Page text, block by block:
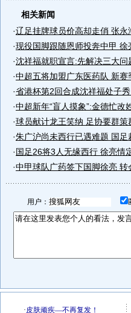
相关新闻
·辽足挂牌球员价高却走俏 张永
·现役国脚跟随恩师投奔中甲 徐
·沈祥福就职宣言:先解决三大问
·中超五将加盟广东医药队 新赛
·省港杯第2回合成沈祥福处子
·中超新年“盲人摸象”:金德忙改
·球员献计龙王笑纳 足协要群策
·朱广沪尚未西行已遇难题 国足
·国足26将3人无缘西行 徐亮情
·中甲球队广药签下国脚徐亮
用户：